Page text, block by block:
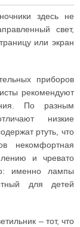
здесь не
свет,
или экран
приборов
рекомендуют
По разным
низкие
ртуть, что
некомфортная
и чревато
именно лампы
для детей
– тот, что